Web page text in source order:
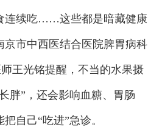
连续吃……这些都是暗藏健康
京市中西医结合医院脾胃病科
王光铭提醒，不当的水果摄
胖”，还会影响血糖、胃肠
自己“吃进”急诊。